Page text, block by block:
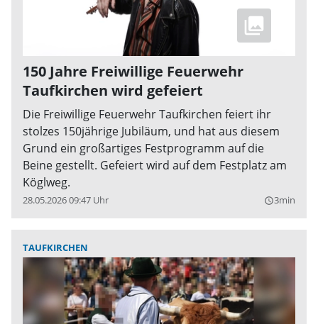
150 Jahre Freiwillige Feuerwehr
Taufkirchen wird gefeiert
Die Freiwillige Feuerwehr Taufkirchen feiert ihr
stolzes 150jährige Jubiläum, und hat aus diesem
Grund ein großartiges Festprogramm auf die
Beine gestellt. Gefeiert wird auf dem Festplatz am
Köglweg.
28.05.2026 09:47 Uhr query_builder3min
TAUFKIRCHEN